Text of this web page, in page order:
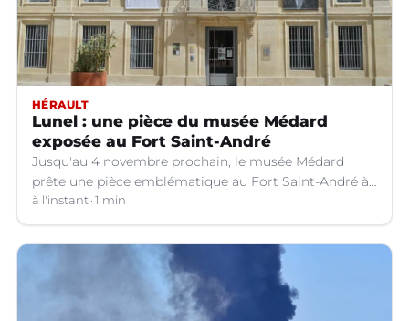
HÉRAULT
Lunel : une pièce du musée Médard
exposée au Fort Saint-André
Jusqu'au 4 novembre prochain, le musée Médard
prête une pièce emblématique au Fort Saint-André à
Villeneuve-lez-Avignon (Gard).
à l'instant 1 min